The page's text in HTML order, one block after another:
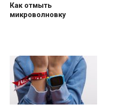
Как отмыть
микроволновку